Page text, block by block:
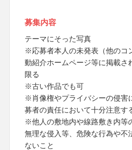
募集内容
テーマにそった写真
※応募者本人の未発表（他のコ
動紹介ホームページ等に掲載さ
限る
※古い作品でも可
※肖像権やプライバシーの侵害
募者の責任において十分注意す
※他人の敷地内や線路敷き内等
無理な侵入等、危険な行為や不
ないこと